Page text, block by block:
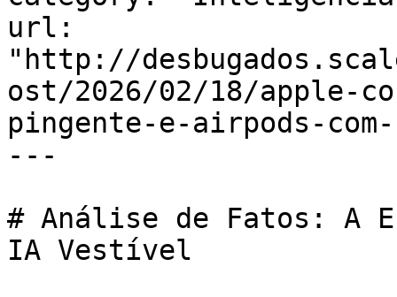
url:
"http://
ost/2026/02/18/apple-
pingente-e-airpods-com-
---
# Análise de Fatos: A
IA Vestível